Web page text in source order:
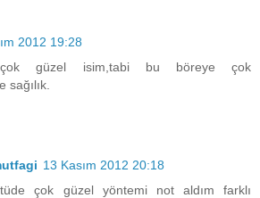
2012 19:28
güzel isim,tabi bu böreye çok
sağılık.
13 Kasım 2012 20:18
çok güzel yöntemi not aldım farklı